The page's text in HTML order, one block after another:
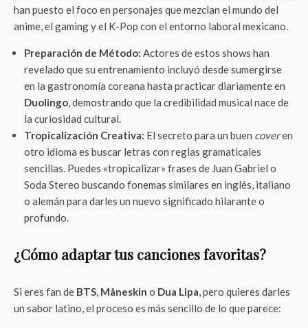
han puesto el foco en personajes que mezclan el mundo del
anime, el gaming y el K-Pop con el entorno laboral mexicano.
Preparación de Método: Actores de estos shows han
revelado que su entrenamiento incluyó desde sumergirse
en la gastronomía coreana hasta practicar diariamente en
Duolingo, demostrando que la credibilidad musical nace de
la curiosidad cultural.
Tropicalización Creativa: El secreto para un buen coveren
otro idioma es buscar letras con reglas gramaticales
sencillas. Puedes «tropicalizar» frases de Juan Gabriel o
Soda Stereo buscando fonemas similares en inglés, italiano
o alemán para darles un nuevo significado hilarante o
profundo.
¿Cómo adaptar tus canciones favoritas?
Si eres fan de BTS, Måneskin o Dua Lipa, pero quieres darles
un sabor latino, el proceso es más sencillo de lo que parece: